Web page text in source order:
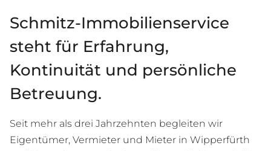
Schmitz-Immobilienservice
steht für Erfahrung,
Kontinuität und persönliche
Betreuung.
Seit mehr als drei Jahrzehnten begleiten wir
Eigentümer, Vermieter und Mieter in Wipperfürth